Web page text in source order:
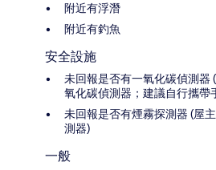
附近有浮潛
附近有釣魚
安全設施
未回報是否有一氧化碳偵測器
氧化碳偵測器；建議自行攜帶
未回報是否有煙霧探測器 (屋
測器)
一般